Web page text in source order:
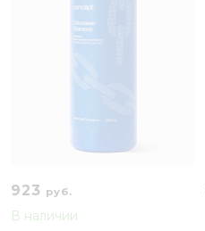
923 руб.
В наличии